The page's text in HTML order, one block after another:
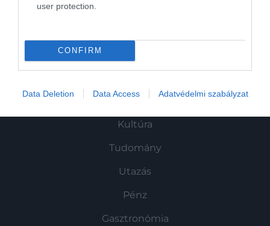
user protection.
CONFIRM
Data Deletion Data Access Adatvédelmi szabályzat
ROVATOK
Kultúra
Tudomány
Utazás
Pénz
Gasztronómia